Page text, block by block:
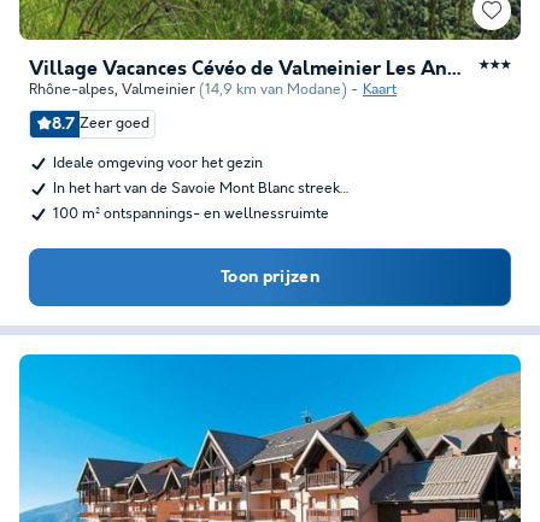
Village Vacances Cévéo de Valmeinier Les Angeliers ★★★
Rhône-alpes, Valmeinier (14,9 km van Modane) Kaart
8.7 Zeer goed
Ideale omgeving voor het gezin
In het hart van de Savoie Mont Blanc streek…
100 m² ontspannings- en wellnessruimte
Toon prijzen